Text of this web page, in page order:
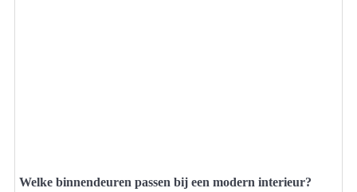
Welke binnendeuren passen bij een modern interieur?